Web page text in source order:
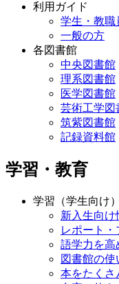
利用ガイド
学生・教職
一般の方
各図書館
中央図書館
理系図書館
医学図書館
芸術工学図
筑紫図書館
記録資料館
学習・教育
学習（学生向け）
新入生向け
レポート
語学力を高
図書館の
本をたくさ